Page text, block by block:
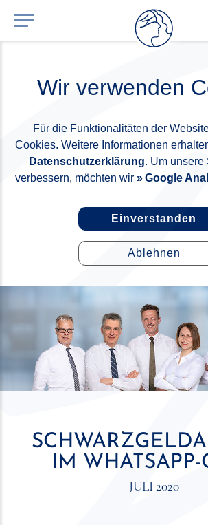
Wir verwenden
Für die Funktionalitäten der
Cookies. Weitere Informationen
Datenschutzerklärung. Um unsere
verbessern, möchten wir
Google
Einverstanden
Ablehnen
IM WHATSAPP-
JULI 2020